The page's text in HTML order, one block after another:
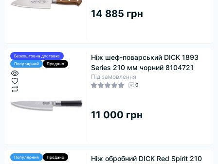
14 885 грн
Безкоштовна доставка
Популярний
Продано
Ніж шеф-поварський DICK 1893
Series 210 мм чорний 8104721
Під замовлення
0
11 000 грн
Популярний Продано
Ніж обробний DICK Red Spirit 210